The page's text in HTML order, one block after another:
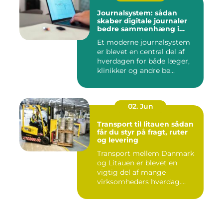
Journalsystem: sådan
skaber digitale journaler
bedre sammenhæng i
Et moderne journalsystem
er blevet en central del af
hverdagen for både læger,
klinikker og andre be...
02. Jun
Transport til litauen sådan
får du styr på fragt, ruter
og levering
Transport mellem Danmark
og Litauen er blevet en
vigtig del af mange
virksomheders hverdag.